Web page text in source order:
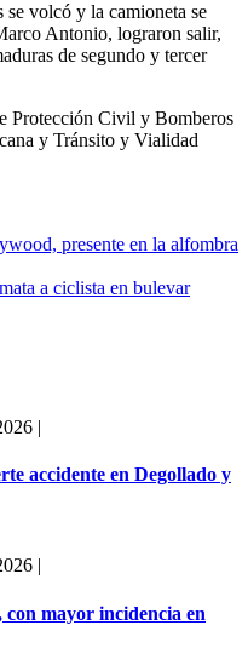
volcó y la camioneta se
Antonio, lograron salir,
de segundo y tercer
Protección Civil y Bomberos
y Tránsito y Vialidad
presente en la alfombra
a ciclista en bulevar
|
accidente en Degollado y
|
con mayor incidencia en